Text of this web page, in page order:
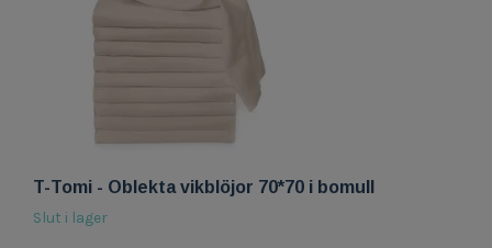
T-Tomi - Oblekta vikblöjor 70*70 i bomull
Slut i lager